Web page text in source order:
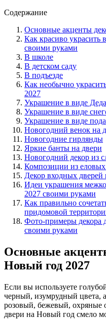
Содержание
Основные акценты
Как красиво
своими руками
В школе
В детском саду
В подъезде
Как необычно
2027
Украшение в виде
Украшение в виде
Украшение в виде
Новогодний венок на
Новогодние гирлянды
Яркие банты на двери
Новогодний декор из
Композиции из
Декор входных
Идеи украшения
2027 своими руками
Как правильно
придомовой
Фото-примеры декора
своими руками
Основные
Новый год 2027
Если вы используете
черный, изумрудный цвета,
розовый, бежевый, охряные
двери на Новый год смело